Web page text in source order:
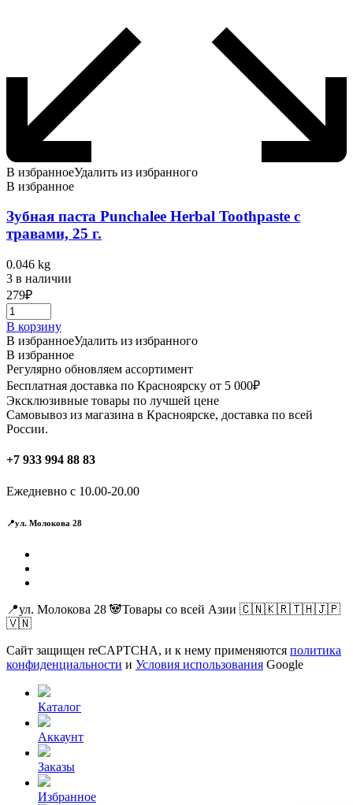
В избранноеУдалить из избранного
В избранное
Зубная паста Punchalee Herbal Toothpaste с
травами, 25 г.
0.046 kg
3 в наличии
279₽
В корзину
В избранноеУдалить из избранного
В избранное
Регулярно обновляем ассортимент
Бесплатная доставка по Красноярску от 5 000₽
Эксклюзивные товары по лучшей цене
Самовывоз из магазина в Красноярске, доставка по всей
России.
+7 933 994 88 83
Ежедневно с 10.00-20.00
📍ул. Молокова 28
📍ул. Молокова 28 🐼Товары со всей Азии 🇨🇳🇰🇷🇹🇭🇯🇵
🇻🇳
Сайт защищен reCAPTCHA, и к нему применяются политика
конфиденциальности и Условия использования Google
Каталог
Аккаунт
Заказы
Избранное